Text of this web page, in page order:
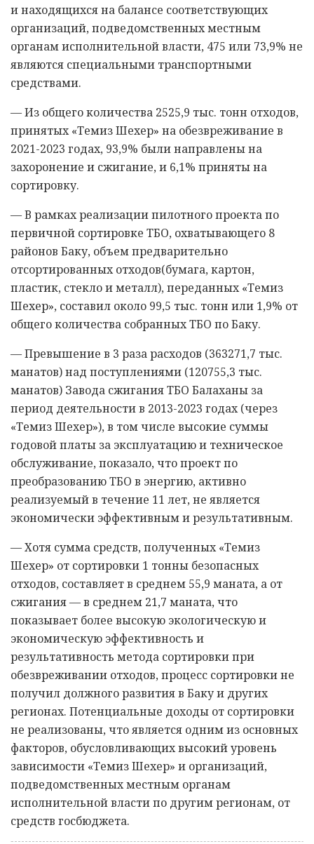
и находящихся на балансе соответствующих
организаций, подведомственных местным
органам исполнительной власти, 475 или 73,9% не
являются специальными транспортными
средствами.
— Из общего количества 2525,9 тыс. тонн отходов,
принятых «Темиз Шехер» на обезвреживание в
2021-2023 годах, 93,9% были направлены на
захоронение и сжигание, и 6,1% приняты на
сортировку.
— В рамках реализации пилотного проекта по
первичной сортировке ТБО, охватывающего 8
районов Баку, объем предварительно
отсортированных отходов(бумага, картон,
пластик, стекло и металл), переданных «Темиз
Шехер», составил около 99,5 тыс. тонн или 1,9% от
общего количества собранных ТБО по Баку.
— Превышение в 3 раза расходов (363271,7 тыс.
манатов) над поступлениями (120755,3 тыс.
манатов) Завода сжигания ТБО Балаханы за
период деятельности в 2013-2023 годах (через
«Темиз Шехер»), в том числе высокие суммы
годовой платы за эксплуатацию и техническое
обслуживание, показало, что проект по
преобразованию ТБО в энергию, активно
реализуемый в течение 11 лет, не является
экономически эффективным и результативным.
— Хотя сумма средств, полученных «Темиз
Шехер» от сортировки 1 тонны безопасных
отходов, составляет в среднем 55,9 маната, а от
сжигания — в среднем 21,7 маната, что
показывает более высокую экологическую и
экономическую эффективность и
результативность метода сортировки при
обезвреживании отходов, процесс сортировки не
получил должного развития в Баку и других
регионах. Потенциальные доходы от сортировки
не реализованы, что является одним из основных
факторов, обусловливающих высокий уровень
зависимости «Темиз Шехер» и организаций,
подведомственных местным органам
исполнительной власти по другим регионам, от
средств госбюджета.